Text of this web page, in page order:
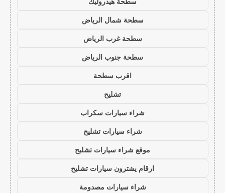
سطحة شمال الرياض
سطحة غرب الرياض
سطحة جنوب الرياض
اقرب سطحة
تشليح
شراء سيارات سكراب
شراء سيارات تشليح
موقع شراء سيارات تشليح
ارقام يشترون سيارات تشليح
شراء سيارات مصدومة